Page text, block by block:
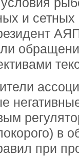
и
в
при